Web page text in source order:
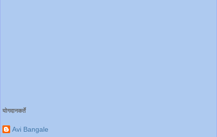
योगदानकर्ते
Avi Bangale